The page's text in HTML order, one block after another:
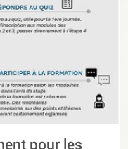
pour les